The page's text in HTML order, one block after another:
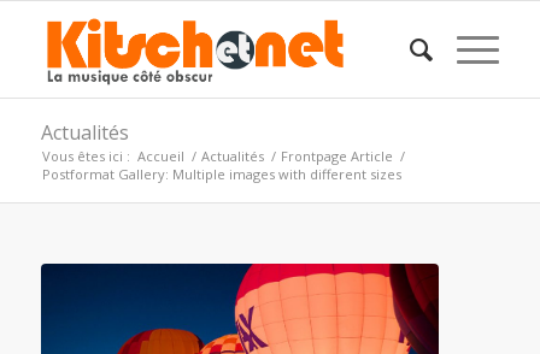
Actualités
Vous êtes ici : Accueil / Actualités / Frontpage Article /
Postformat Gallery: Multiple images with different sizes